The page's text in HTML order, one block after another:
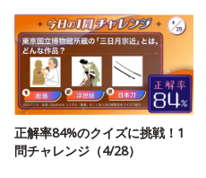
正解率84%のクイズに挑戦！1
問チャレンジ（4/28）